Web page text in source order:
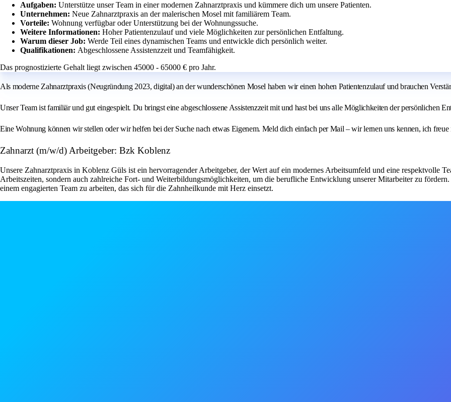
Aufgaben: Unterstütze unser Team in einer modernen Zahnarztpraxis und kümmere dich um unsere Patienten.
Unternehmen: Neue Zahnarztpraxis an der malerischen Mosel mit familiärem Team.
Vorteile: Wohnung verfügbar oder Unterstützung bei der Wohnungssuche.
Weitere Informationen: Hoher Patientenzulauf und viele Möglichkeiten zur persönlichen Entfaltung.
Warum dieser Job: Werde Teil eines dynamischen Teams und entwickle dich persönlich weiter.
Qualifikationen: Abgeschlossene Assistenzzeit und Teamfähigkeit.
Das prognostizierte Gehalt liegt zwischen 45000 - 65000 € pro Jahr.
Als moderne Zahnarztpraxis (Neugründung 2023, digital) an der wunderschönen Mosel haben wir einen hohen Patientenzulauf und brauchen
Unser Team ist familiär und gut eingespielt. Du bringst eine abgeschlossene Assistenzzeit mit und hast bei uns alle Möglichkeiten der persönlichen
Eine Wohnung können wir stellen oder wir helfen bei der Suche nach etwas Eigenem. Meld dich einfach per Mail – wir lernen uns kennen, ich
Zahnarzt (m/w/d) Arbeitgeber: Bzk Koblenz
Unsere Zahnarztpraxis in Koblenz Güls ist ein hervorragender Arbeitgeber, der Wert auf ein modernes Arbeitsumfeld und eine respektvolle
Arbeitszeiten, sondern auch zahlreiche Fort- und Weiterbildungsmöglichkeiten, um die berufliche Entwicklung unserer Mitarbeiter zu
einem engagierten Team zu arbeiten, das sich für die Zahnheilkunde mit Herz einsetzt.